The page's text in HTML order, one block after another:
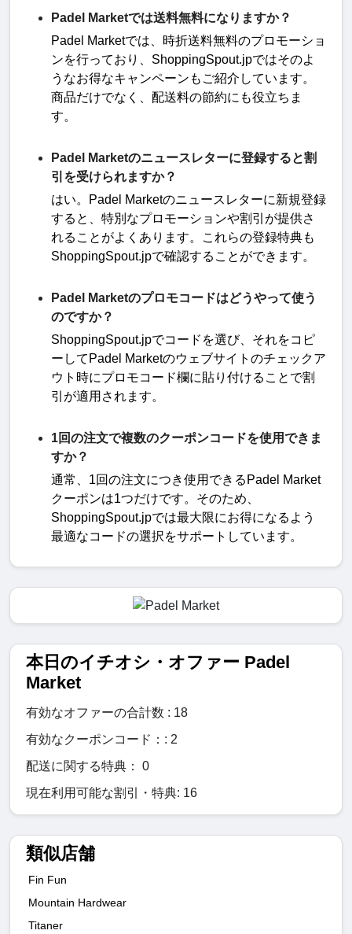
Padel Marketでは送料無料になりますか？
Padel Marketでは、時折送料無料のプロモーショ
ンを行っており、 ShoppingSpout.jpではそのよ
うなお得なキャンペーンもご紹介しています。
商品だけでなく、配送料の節約にも役立ちま
す。
Padel Marketのニュースレターに登録すると割
引を受けられますか？
はい。
Padel Marketのニュースレターに新規登録
すると、特別なプロモーションや割引が提供さ
れることがよくあります。これらの登録特典も
ShoppingSpout.jpで確認することができます。
Padel Marketのプロモコードはどうやって使う
のですか？
ShoppingSpout.jpでコードを選び、それをコピ
ーして Padel Marketのウェブサイトのチェックア
ウト時にプロモコード欄に貼り付けることで割
引が適用されます。
1回の注文で複数のクーポンコードを使用できま
すか？
通常、 1回の注文につき使用できる Padel Market
クーポンは1つだけです。そのため、
ShoppingSpout.jpでは最大限にお得になるよう
最適なコードの選択をサポートしています。
本日のイチオシ・オファー Padel
Market
有効なオファーの合計数 : 18
有効なクーポンコード：: 2
配送に関する特典： 0
現在利用可能な割引・特典: 16
類似店舗
Fin Fun
Mountain Hardwear
Titaner